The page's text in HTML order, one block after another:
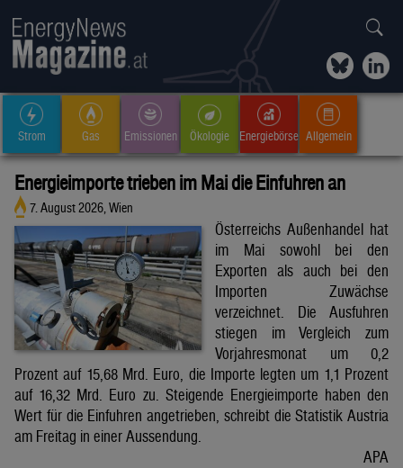
Strom Gas Emissionen Ökologie Energiebörse Allgemein
Energieimporte trieben im Mai die Einfuhren an
7. August 2026, Wien
Österreichs Außenhandel hat
im Mai sowohl bei den
Exporten als auch bei den
Importen Zuwächse
verzeichnet. Die Ausfuhren
stiegen im Vergleich zum
Vorjahresmonat um 0,2
Prozent auf 15,68 Mrd. Euro, die Importe legten um 1,1 Prozent
auf 16,32 Mrd. Euro zu. Steigende Energieimporte haben den
Wert für die Einfuhren angetrieben, schreibt die Statistik Austria
am Freitag in einer Aussendung.
APA